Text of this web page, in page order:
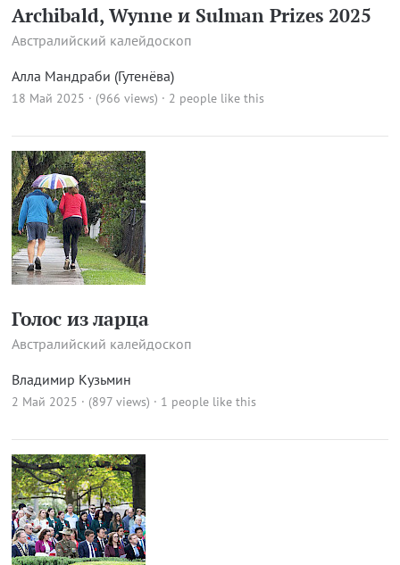
Archibald, Wynne и Sulman Prizes 2025
Австралийский калейдоскоп
Алла Мандраби (Гутенёва)
18 Май 2025 · (966 views) · 2 people like this
Голос из ларца
Австралийский калейдоскоп
Владимир Кузьмин
2 Май 2025 · (897 views) · 1 people like this